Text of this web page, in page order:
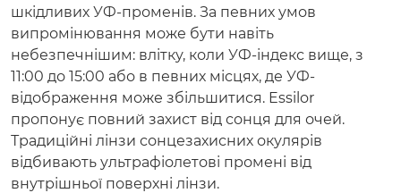
шкідливих УФ-променів. За певних умов
випромінювання може бути навіть
небезпечнішим: влітку, коли УФ-індекс вище, з
11:00 до 15:00 або в певних місцях, де УФ-
відображення може збільшитися. Essilor
пропонує повний захист від сонця для очей.
Традиційні лінзи сонцезахисних окулярів
відбивають ультрафіолетові промені від
внутрішньої поверхні лінзи.